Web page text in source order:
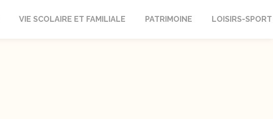
VIE SCOLAIRE ET FAMILIALE PATRIMOINE LOISIRS-SPORT